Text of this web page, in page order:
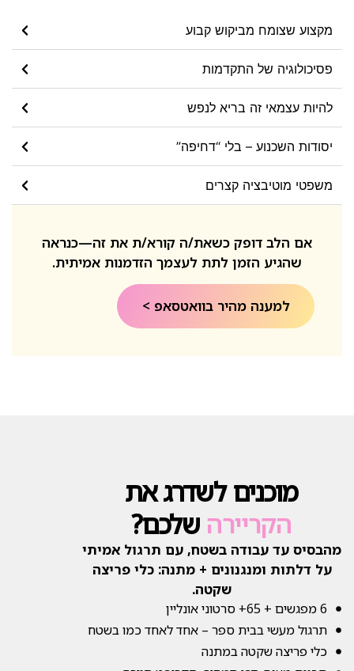
אם הלב דופק כשאת/ה קורא/ת את זה—כנראה
שהגיע הזמן לתת לעצמך הזדמנות אמיתית.
למענה מהיר בוואטסאפ >
מקצוע שצומח מביקוש קבוע
פסיכולוגיה של התקדמות
להיות עצמאי זה בריא לנפש
יסודות השכנוע – בלי “דחיפה”
משפטי מוטיבציה קצרים
מוכנים לשדרג את
הקריירה שלכם?
מהבסיס עד עבודה בשטח, עם תרגול אמיתי
על דלתות ומנגנונים + מתנה: כלי פריצה
שקטה.
6 מפגשים + 65+ סרטוני אונליין
תרגול מעשי בבית ספר – אחד לאחד כמו בשטח
כלי פריצה שקטה במתנה